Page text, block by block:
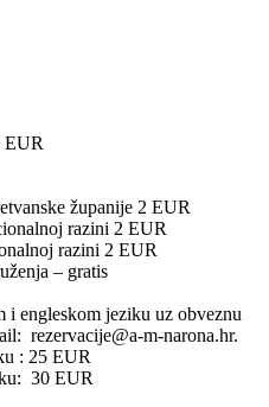
EUR
županije 2 EUR
razini 2 EUR
razini 2 EUR
– gratis
i engleskom jeziku uz obveznu
rezervacije@a-m-narona.hr.
: 25 EUR
30 EUR